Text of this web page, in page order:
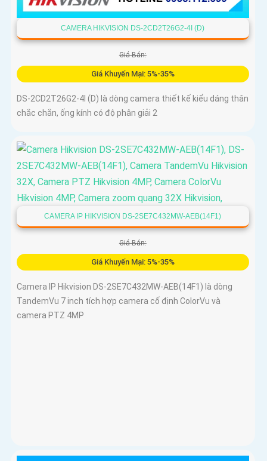
CAMERA HIKVISION DS-2CD2T26G2-4I (D)
Giá Bán:
Giá Khuyến Mại: 5%-35%
DS-2CD2T26G2-4I (D) là dòng camera thiết kế kiểu dáng thân
chắc chắn, ống kính có độ phân giải 2
CAMERA IP HIKVISION DS-2SE7C432MW-AEB(14F1)
Giá Bán:
Giá Khuyến Mại: 5%-35%
Camera IP Hikvision DS-2SE7C432MW-AEB(14F1) là dòng
TandemVu 7 inch tích hợp camera cố định ColorVu và
camera PTZ 4MP